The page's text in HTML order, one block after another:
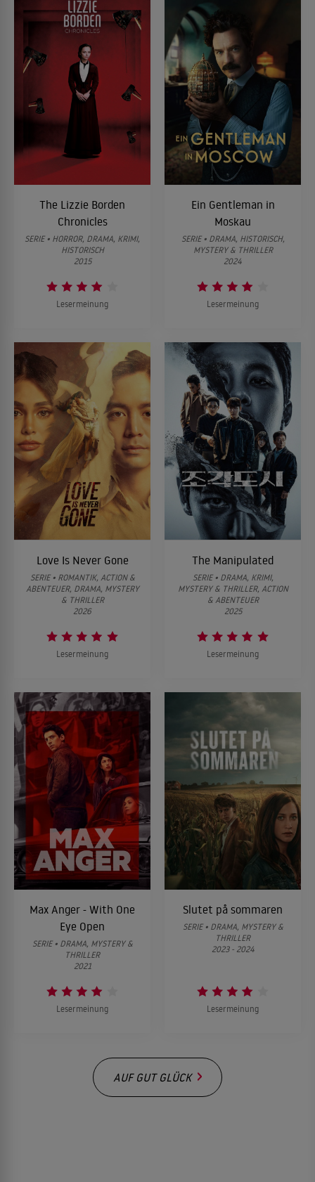
The Lizzie Borden
Chronicles
SERIE • HORROR, DRAMA, KRIMI,
HISTORISCH
2015
Lesermeinung
Ein Gentleman in
Moskau
SERIE • DRAMA, HISTORISCH,
MYSTERY & THRILLER
2024
Lesermeinung
Love Is Never Gone
SERIE • ROMANTIK, ACTION &
ABENTEUER, DRAMA, MYSTERY
& THRILLER
2026
Lesermeinung
The Manipulated
SERIE • DRAMA, KRIMI,
MYSTERY & THRILLER, ACTION
& ABENTEUER
2025
Lesermeinung
Max Anger - With One
Eye Open
SERIE • DRAMA, MYSTERY &
THRILLER
2021
Lesermeinung
Slutet på sommaren
SERIE • DRAMA, MYSTERY &
THRILLER
2023 - 2024
Lesermeinung
AUF GUT GLÜCK